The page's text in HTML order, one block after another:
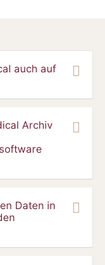
auch auf
Archiv
Daten in